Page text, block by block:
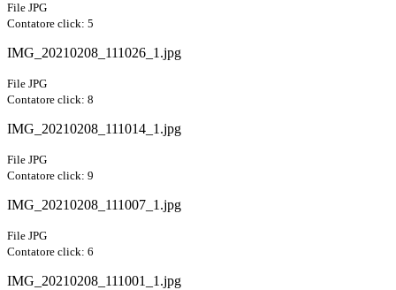
File JPG
Contatore click: 5
IMG_20210208_111026_1.jpg
File JPG
Contatore click: 8
IMG_20210208_111014_1.jpg
File JPG
Contatore click: 9
IMG_20210208_111007_1.jpg
File JPG
Contatore click: 6
IMG_20210208_111001_1.jpg